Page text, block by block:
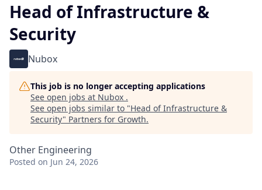
Head of Infrastructure &
Security
Nubox
This job is no longer accepting applications
See open jobs at Nubox .
See open jobs similar to "Head of Infrastructure &
Security" Partners for Growth.
Other Engineering
Posted on Jun 24, 2026